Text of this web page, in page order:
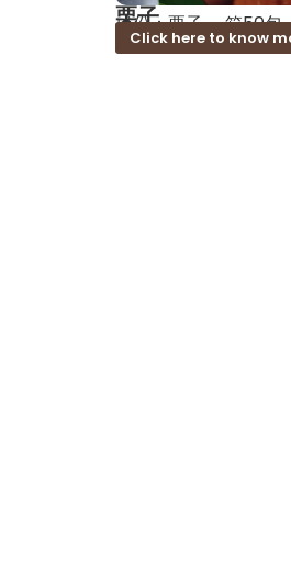
栗子
成份：栗子 一箱50包
Click here to know